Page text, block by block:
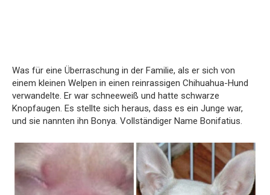
Was für eine Überraschung in der Familie, als er sich von
einem kleinen Welpen in einen reinrassigen Chihuahua-Hund
verwandelte. Er war schneeweiß und hatte schwarze
Knopfaugen. Es stellte sich heraus, dass es ein Junge war,
und sie nannten ihn Bonya. Vollständiger Name Bonifatius.